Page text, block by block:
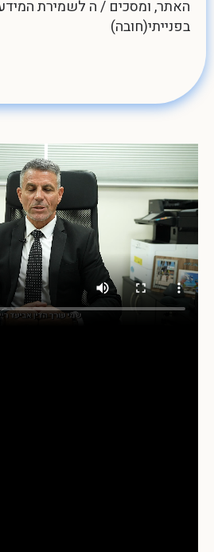
האתר, ומסכים / ה לשמירת
בפנייתי(חובה)